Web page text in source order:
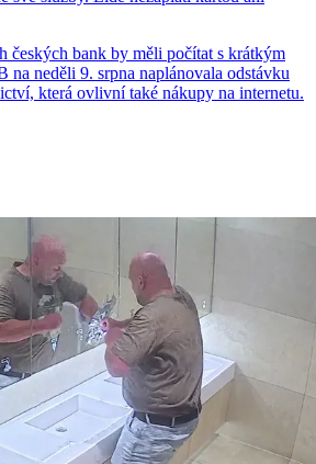
českých bank by měli počítat s krátkým
na neděli 9. srpna naplánovala odstávku
která ovlivní také nákupy na internetu.